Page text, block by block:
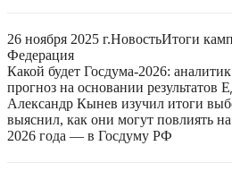
26 ноября 2025 г.НовостьИтоги
Федерация
Какой будет Госдума-2026:
прогноз на основании результатов
Александр Кынев изучил итоги
выяснил, как они могут повлиять
2026 года — в Госдуму РФ